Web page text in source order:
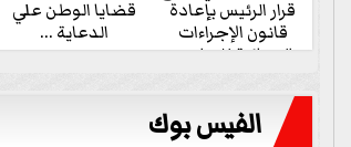
قرار الرئيس بإعادة
قانون الإجراءات
الجنائية للنواب...
قضايا الوطن علي
الدعاية ...
الفيس بوك